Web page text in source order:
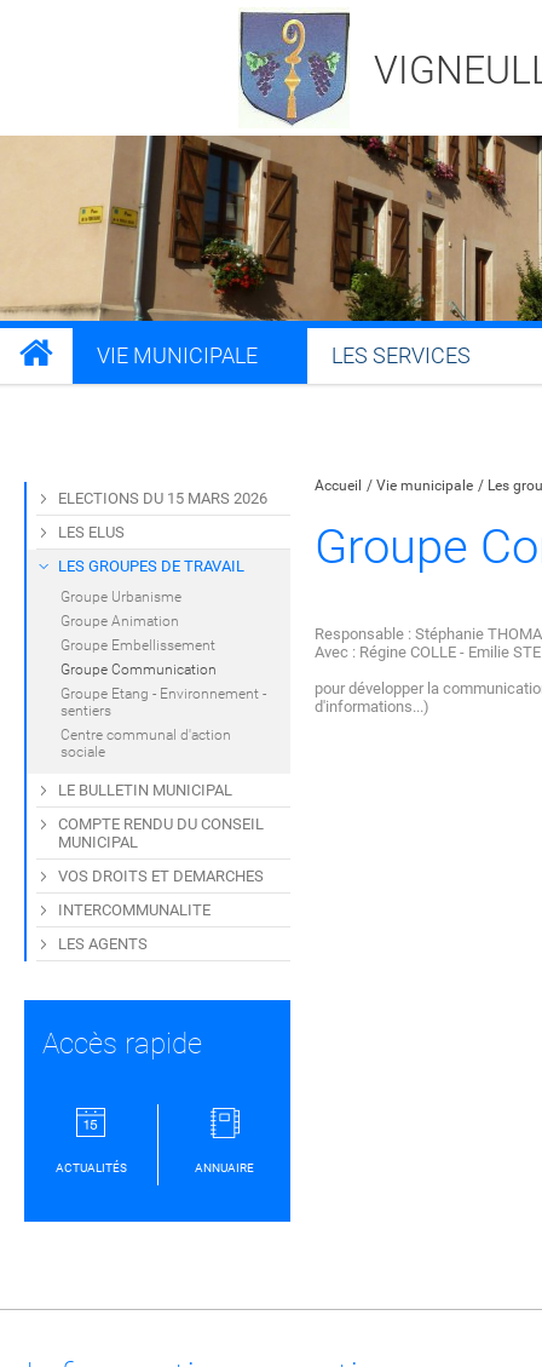
VIE MUNICIPALE LES SERVICES
Accueil Vie municipale Les
Groupe
Responsable : Stéphanie
Avec : Régine COLLE - Emilie
pour développer la
d'informations...)
ELECTIONS DU 15 MARS 2026
LES ELUS
LES GROUPES DE TRAVAIL
Groupe Urbanisme
Groupe Animation
Groupe Embellissement
Groupe Communication
Groupe Etang - Environnement -
sentiers
Centre communal d'action
sociale
LE BULLETIN MUNICIPAL
COMPTE RENDU DU CONSEIL
MUNICIPAL
VOS DROITS ET DEMARCHES
INTERCOMMUNALITE
LES AGENTS
Accès rapide
ACTUALITÉS ANNUAIRE